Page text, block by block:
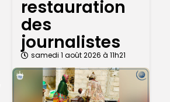
restauration
des
journalistes
samedi 1 août 2026 à 11h21